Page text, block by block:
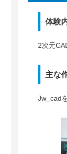
体験
2次元
主な
Jw_cad